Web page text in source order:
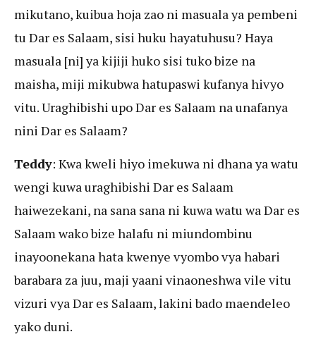
mikutano, kuibua hoja zao ni masuala ya pembeni
tu Dar es Salaam, sisi huku hayatuhusu? Haya
masuala [ni] ya kijiji huko sisi tuko bize na
maisha, miji mikubwa hatupaswi kufanya hivyo
vitu. Uraghibishi upo Dar es Salaam na unafanya
nini Dar es Salaam?
Teddy: Kwa kweli hiyo imekuwa ni dhana ya watu
wengi kuwa uraghibishi Dar es Salaam
haiwezekani, na sana sana ni kuwa watu wa Dar es
Salaam wako bize halafu ni miundombinu
inayoonekana hata kwenye vyombo vya habari
barabara za juu, maji yaani vinaoneshwa vile vitu
vizuri vya Dar es Salaam, lakini bado maendeleo
yako duni.